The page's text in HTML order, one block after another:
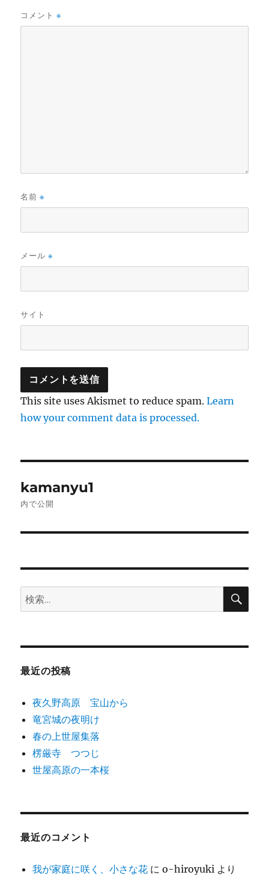
コメント※
名前※
メール※
サイト
This site uses Akismet to reduce spam.Learn
how your comment data is processed.
稿
ゲ
ー
ョ
ン
kamanyu1
内で公開
検
索:
検
最近の投稿
夜久野高原 宝山から
竜宮城の夜明け
春の上世屋集落
楞厳寺 つつじ
世屋高原の一本桜
最近のコメント
我が家庭に咲く、小さな花 にo-hiroyuki より